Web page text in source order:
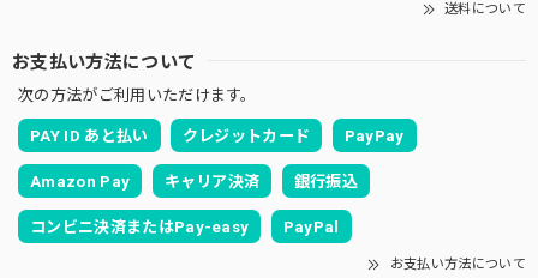
送料について
お支払い方法について
次の方法がご利用いただけます。
PAY ID あと払い クレジットカード PayPay
Amazon Pay キャリア決済 銀行振込
コンビニ決済またはPay-easy PayPal
お支払い方法について